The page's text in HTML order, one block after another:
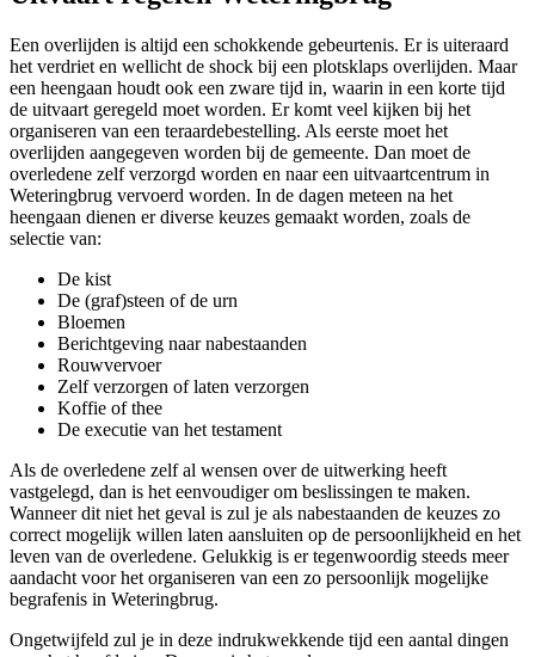
Een overlijden is altijd een schokkende gebeurtenis. Er is uiteraard
het verdriet en wellicht de shock bij een plotsklaps overlijden. Maar
een heengaan houdt ook een zware tijd in, waarin in een korte tijd
de uitvaart geregeld moet worden. Er komt veel kijken bij het
organiseren van een teraardebestelling. Als eerste moet het
overlijden aangegeven worden bij de gemeente. Dan moet de
overledene zelf verzorgd worden en naar een uitvaartcentrum in
Weteringbrug vervoerd worden. In de dagen meteen na het
heengaan dienen er diverse keuzes gemaakt worden, zoals de
selectie van:
De kist
De (graf)steen of de urn
Bloemen
Berichtgeving naar nabestaanden
Rouwvervoer
Zelf verzorgen of laten verzorgen
Koffie of thee
De executie van het testament
Als de overledene zelf al wensen over de uitwerking heeft
vastgelegd, dan is het eenvoudiger om beslissingen te maken.
Wanneer dit niet het geval is zul je als nabestaanden de keuzes zo
correct mogelijk willen laten aansluiten op de persoonlijkheid en het
leven van de overledene. Gelukkig is er tegenwoordig steeds meer
aandacht voor het organiseren van een zo persoonlijk mogelijke
begrafenis in Weteringbrug.
Ongetwijfeld zul je in deze indrukwekkende tijd een aantal dingen